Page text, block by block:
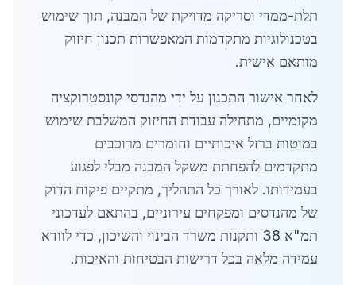
תלת-ממדי וסריקה מדויקת של המבנה, תוך שימוש
בטכנולוגיות מתקדמות המאפשרות תכנון חיזוק
מותאם אישית.
לאחר אישור התכנון על ידי מהנדסי קונסטרוקציה
מקומיים, מתחילה עבודת החיזוק המשלבת שימוש
במוטות ברזל איכותיים וחומרים מרוכבים
מתקדמים להפחתת משקל המבנה מבלי לפגוע
בעמידותו. לאורך כל התהליך, מתקיים פיקוח הדוק
של מהנדסים ומפקחים עירוניים, בהתאם לעדכוני
תמ"א 38 ותקנות משרד הבינוי והשיכון, כדי לוודא
עמידה מלאה בכל דרישות הבטיחות והאיכות.